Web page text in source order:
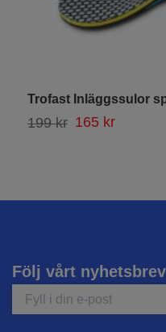
Trofast Inläggssulor
199 kr 165 kr
Följ vårt nyhetsbrev